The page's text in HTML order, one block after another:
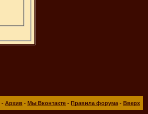
- Архив - Мы Вконтакте - Правила форума - Вверх